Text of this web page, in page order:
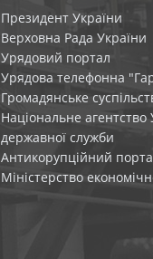
Президент України
Верховна Рада України
Урядовий портал
Урядова телефонна
Громадянське
Національне
державної служби
Антикорупційний
Міністерство